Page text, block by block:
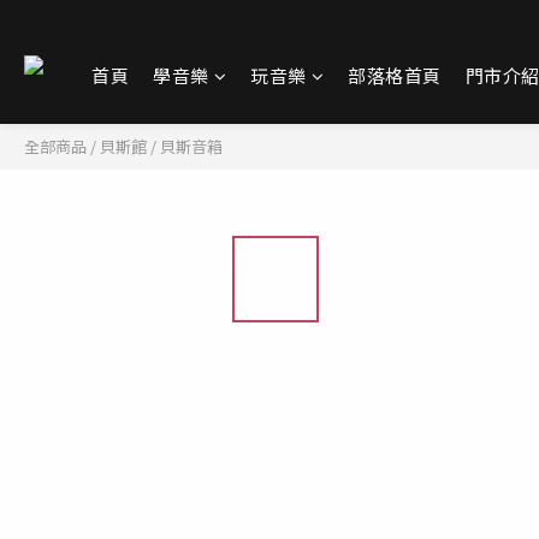
首頁 學音樂 玩音樂 部落格首頁 門市介紹
全部商品 / 貝斯館 / 貝斯音箱